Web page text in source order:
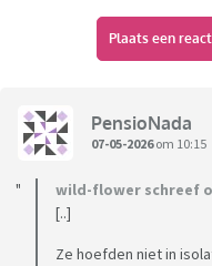
Toch maar even een
Hantavirus op het
uit Friesland.
De vrouw overleed in het
Bij de twee passagiers
Andesvariant van het
Plaats een
PensioNada
07-05-2026om 10:15
wild-flower schreef
[..]
Ze hoefden niet in